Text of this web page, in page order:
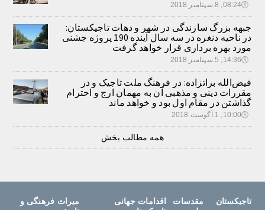
🕔08:24, 8.سپتامبر 2018
جبهه بزرگ سازندگی در شهر و دهات تاجیکستان:
در ناحیه دنغره در سه سال آینده 190 پروژه جشنی
مورد بهره برداری قرار خواهد گرفت
🕔14:36, 5.سپتامبر 2018
فیض‌الله براتزاده: در فرهنگ ملت تاجیک و در
مقررات دینی و مذهبی آن به مهمان ارج و احترام
گذاشتن در مقام اول بود و خواهد ماند
🕔10:00, 1.آگوست 2018
همه مطالب بخش
تاجیکستان
مقدسات
اقدامات جهانی
میراث فرهنگی و